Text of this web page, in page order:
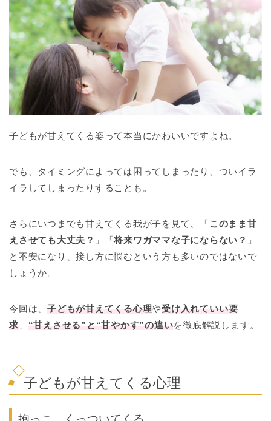
子どもが甘えてくる姿って本当にかわいいですよね。
でも、タイミングによっては困ってしまったり、ついイラ
イラしてしまったりすることも。
さらにいつまでも甘えてくる我が子を見て、「このまま甘
えさせても大丈夫？ 」「将来ワガママな子にならない？ 」
と不安になり、接し方に悩むという方も多いのではないで
しょうか。
今回は、子どもが甘えてくる心理や受け入れていい要
求
“甘えさせる”と“甘やかす”の違いを徹底解説します。
子どもが甘えてくる心理